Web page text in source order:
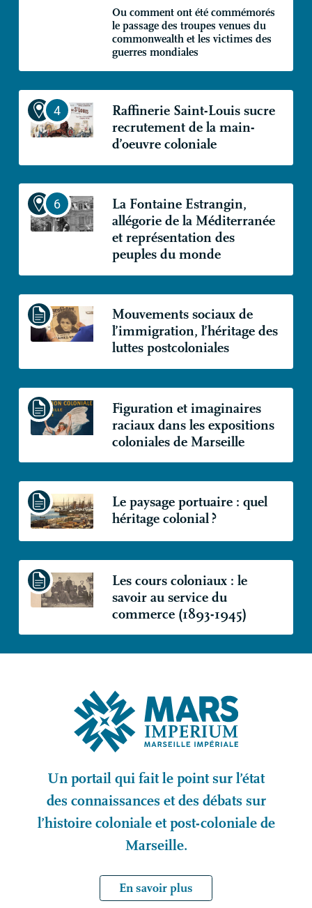
Ou comment ont été commémorés
le passage des troupes venues du
commonwealth et les victimes des
guerres mondiales
Raffinerie Saint-Louis sucre
recrutement de la main-
d’oeuvre coloniale
La Fontaine Estrangin,
allégorie de la Méditerranée
et représentation des
peuples du monde
Mouvements sociaux de
l’immigration, l’héritage des
luttes postcoloniales
Figuration et imaginaires
raciaux dans les expositions
coloniales de Marseille
Le paysage portuaire : quel
héritage colonial?
Les cours coloniaux : le
savoir au service du
commerce (1893-1945)
Un portail qui fait le point sur l’état
des connaissances et des débats sur
l’histoire coloniale et post-coloniale de
Marseille.
En savoir plus